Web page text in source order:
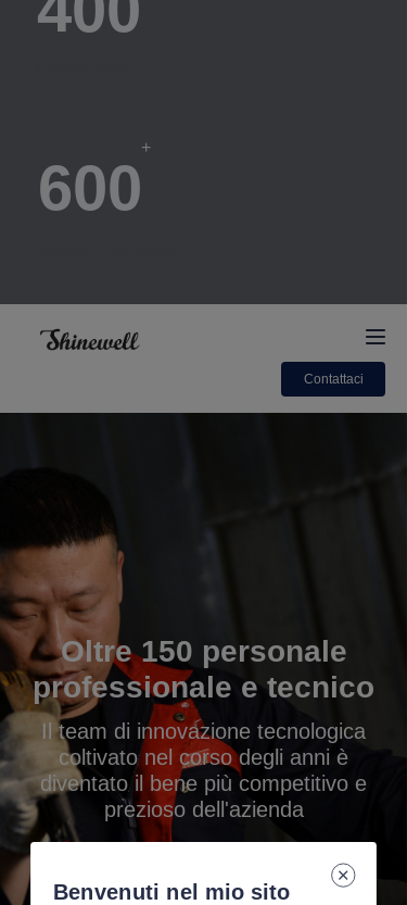
600
+
Contattaci
Oltre 150 personale
professionale e tecnico
Il team di innovazione tecnologica
coltivato nel corso degli anni è
diventato il bene più competitivo e
prezioso dell'azienda
Benvenuti nel mio sito